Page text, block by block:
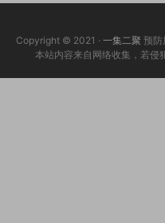
Copyright © 2021 · 一集二聚 预防
本站内容来自网络收集，若侵